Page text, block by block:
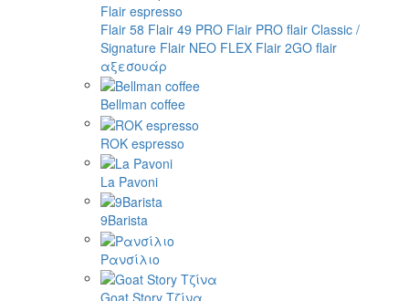
Flair espresso
Flair 58 Flair 49 PRO Flair PRO flair Classic /
Signature Flair NEO FLEX Flair 2GO flair
αξεσουάρ
Bellman coffee
ROK espresso
La Pavoni
9Barista
Ρανσίλιο
Goat Story Τζίνα